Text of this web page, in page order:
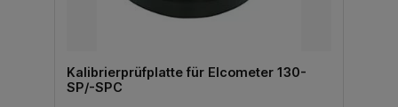
Kalibrierprüfplatte für Elcometer 130-
SP/-SPC